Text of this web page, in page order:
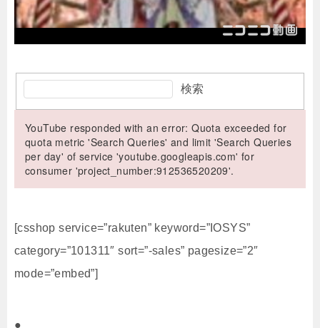
検索
YouTube responded with an error: Quota exceeded for
quota metric 'Search Queries' and limit 'Search Queries
per day' of service 'youtube.googleapis.com' for
consumer 'project_number:912536520209'.
[csshop service=”rakuten” keyword=”IOSYS”
category=”101311″ sort=”-sales” pagesize=”2″
mode=”embed”]
●